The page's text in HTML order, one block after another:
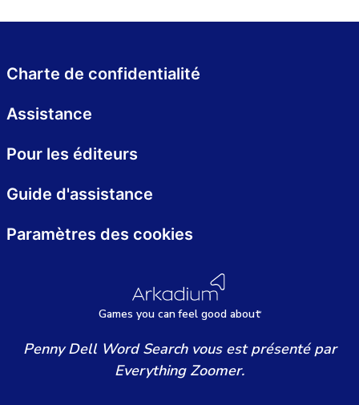
Games you canfeel good about
Charte de confidentialité
Assistance
Pour les éditeurs
Guide d'assistance
Paramètres des cookies
Penny Dell Word Search vous est présenté par
Everything Zoomer.